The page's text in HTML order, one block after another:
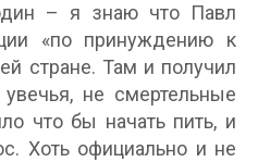
– я знаю что Павл
«по принуждению к
стране. Там и получил
не смертельные
что бы начать пить, и
Хоть официально и не